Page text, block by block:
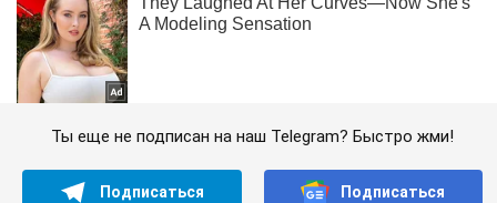
Ты еще не подписан на наш Telegram? Быстро жми!
Подписаться Подписаться